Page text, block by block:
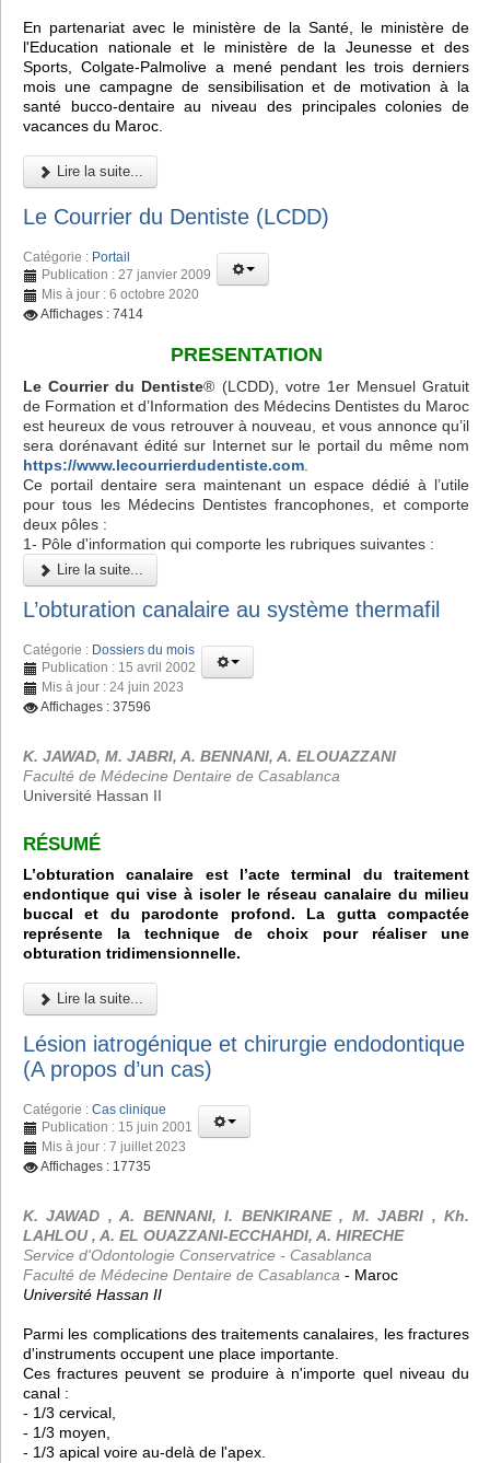
En partenariat avec le ministère de la Santé, le ministère de
l'Education nationale et le ministère de la Jeunesse et des
Sports, Colgate-Palmolive a mené pendant les trois derniers
mois une campagne de sensibilisation et de motivation à la
santé bucco-dentaire au niveau des principales colonies de
vacances du Maroc.
Lire la suite...
Le Courrier du Dentiste (LCDD)
Catégorie : Portail
Publication : 27 janvier 2009
Mis à jour : 6 octobre 2020
Affichages : 7414
PRESENTATION
Le Courrier du Dentiste® (LCDD), votre 1er Mensuel Gratuit
de Formation et d’Information des Médecins Dentistes du Maroc
est heureux de vous retrouver à nouveau, et vous annonce qu’il
sera dorénavant édité sur Internet sur le portail du même nom
https://www.lecourrierdudentiste.com
Ce portail dentaire sera maintenant un espace dédié à l’utile
pour tous les Médecins Dentistes francophones, et comporte
deux pôles :
1- Pôle d'information qui comporte les rubriques suivantes :
Lire la suite...
L’obturation canalaire au système thermafil
Catégorie : Dossiers du mois
Publication : 15 avril 2002
Mis à jour : 24 juin 2023
Affichages : 37596
K. JAWAD, M. JABRI, A. BENNANI, A. ELOUAZZANI
Faculté de Médecine Dentaire de Casablanca
Université Hassan II
RÉSUMÉ
L’obturation canalaire est l’acte terminal du traitement
endontique qui vise à isoler le réseau canalaire du milieu
buccal et du parodonte profond. La gutta compactée
représente la technique de choix pour réaliser une
obturation tridimensionnelle.
Lire la suite...
Lésion iatrogénique et chirurgie endodontique
(A propos d’un cas)
Catégorie : Cas clinique
Publication : 15 juin 2001
Mis à jour : 7 juillet 2023
Affichages : 17735
K. JAWAD , A. BENNANI, I. BENKIRANE , M. JABRI , Kh.
LAHLOU , A. EL OUAZZANI-ECCHAHDI, A. HIRECHE
Service d'Odontologie Conservatrice - Casablanca
Faculté de Médecine Dentaire de Casablanca - Maroc
Université Hassan II
Parmi les complications des traitements canalaires, les fractures
d'instruments occupent une place importante.
Ces fractures peuvent se produire à n'importe quel niveau du
canal :
- 1/3 cervical,
- 1/3 moyen,
- 1/3 apical voire au-delà de l'apex.